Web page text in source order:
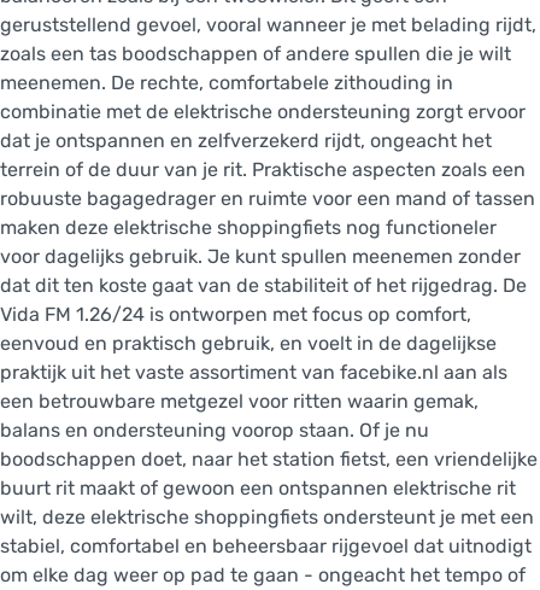
geruststellend gevoel, vooral wanneer je met belading rijdt,
zoals een tas boodschappen of andere spullen die je wilt
meenemen. De rechte, comfortabele zithouding in
combinatie met de elektrische ondersteuning zorgt ervoor
dat je ontspannen en zelfverzekerd rijdt, ongeacht het
terrein of de duur van je rit. Praktische aspecten zoals een
robuuste bagagedrager en ruimte voor een mand of tassen
maken deze elektrische shoppingfiets nog functioneler
voor dagelijks gebruik. Je kunt spullen meenemen zonder
dat dit ten koste gaat van de stabiliteit of het rijgedrag. De
Vida FM 1.26/24 is ontworpen met focus op comfort,
eenvoud en praktisch gebruik, en voelt in de dagelijkse
praktijk uit het vaste assortiment van facebike.nl aan als
een betrouwbare metgezel voor ritten waarin gemak,
balans en ondersteuning voorop staan. Of je nu
boodschappen doet, naar het station fietst, een vriendelijke
buurt rit maakt of gewoon een ontspannen elektrische rit
wilt, deze elektrische shoppingfiets ondersteunt je met een
stabiel, comfortabel en beheersbaar rijgevoel dat uitnodigt
om elke dag weer op pad te gaan - ongeacht het tempo of